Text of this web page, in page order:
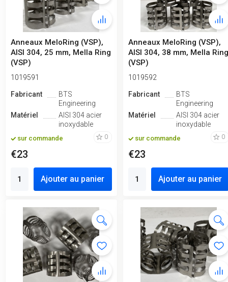
Anneaux MeloRing (VSP),
AISI 304, 25 mm, Mella Ring
(VSP)
1019591
Fabricant
BTS
Engineering
Matériel
AISI 304 acier
inoxydable
sur commande 0
€23
Ajouter au panier
Anneaux MeloRing (VSP),
AISI 304, 38 mm, Mella Ring
(VSP)
1019592
Fabricant
BTS
Engineering
Matériel
AISI 304 acier
inoxydable
sur commande 0
€23
Ajouter au panier